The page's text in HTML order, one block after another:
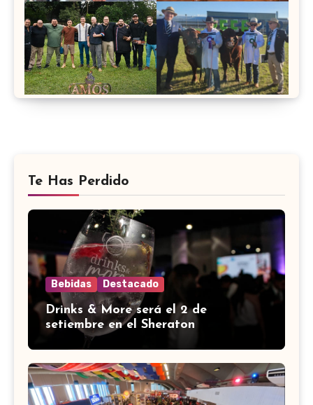
Te Has Perdido
Bebidas Destacado
Drinks & More será el 2 de
setiembre en el Sheraton